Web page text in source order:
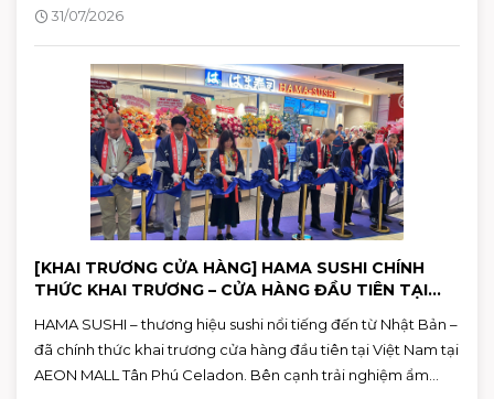
31/07/2026
[KHAI TRƯƠNG CỬA HÀNG] HAMA SUSHI CHÍNH
THỨC KHAI TRƯƠNG – CỬA HÀNG ĐẦU TIÊN TẠI
HAMA SUSHI – thương hiệu sushi nổi tiếng đến từ Nhật Bản –
đã chính thức khai trương cửa hàng đầu tiên tại Việt Nam tại
AEON MALL Tân Phú Celadon. Bên cạnh trải nghiệm ẩm